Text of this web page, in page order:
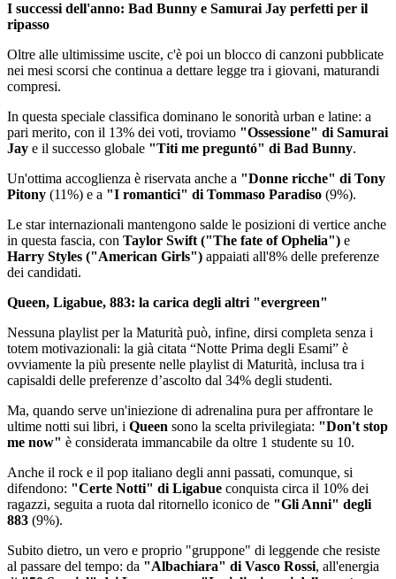
I successi dell'anno: Bad Bunny e Samurai Jay perfetti per il
ripasso
Oltre alle ultimissime uscite, c'è poi un blocco di canzoni pubblicate
nei mesi scorsi che continua a dettare legge tra i giovani, maturandi
compresi.
In questa speciale classifica dominano le sonorità urban e latine: a
pari merito, con il 13% dei voti, troviamo "Ossessione" di Samurai
Jay e il successo globale "Titi me preguntó" di Bad Bunny.
Un'ottima accoglienza è riservata anche a "Donne ricche" di Tony
Pitony (11%) e a "I romantici" di Tommaso Paradiso (9%).
Le star internazionali mantengono salde le posizioni di vertice anche
in questa fascia, con Taylor Swift ("The fate of Ophelia") e
Harry Styles ("American Girls") appaiati all'8% delle preferenze
dei candidati.
Queen, Ligabue, 883: la carica degli altri "evergreen"
Nessuna playlist per la Maturità può, infine, dirsi completa senza i
totem motivazionali: la già citata “Notte Prima degli Esami” è
ovviamente la più presente nelle playlist di Maturità, inclusa tra i
capisaldi delle preferenze d’ascolto dal 34% degli studenti.
Ma, quando serve un'iniezione di adrenalina pura per affrontare le
ultime notti sui libri, i Queen sono la scelta privilegiata: "Don't stop
me now" è considerata immancabile da oltre 1 studente su 10.
Anche il rock e il pop italiano degli anni passati, comunque, si
difendono: "Certe Notti" di Ligabue conquista circa il 10% dei
ragazzi, seguita a ruota dal ritornello iconico de "Gli Anni" degli
883 (9%).
Subito dietro, un vero e proprio "gruppone" di leggende che resiste
al passare del tempo: da "Albachiara" di Vasco Rossi, all'energia